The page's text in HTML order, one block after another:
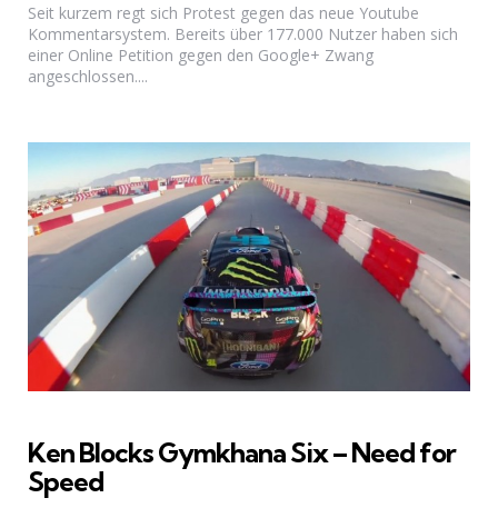
Seit kurzem regt sich Protest gegen das neue Youtube
Kommentarsystem. Bereits über 177.000 Nutzer haben sich
einer Online Petition gegen den Google+ Zwang
angeschlossen....
Ken Blocks Gymkhana Six – Need for
Speed